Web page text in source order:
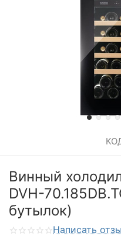
Винный
DVH-
бутылок)
Написать